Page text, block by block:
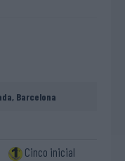
Barcelona
Cinco inicial